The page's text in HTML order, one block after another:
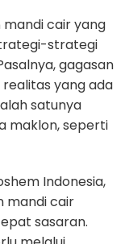
cair yang
strategi
gagasan
yang ada
satunya
maklon, seperti
Indonesia,
mandi cair
sasaran.